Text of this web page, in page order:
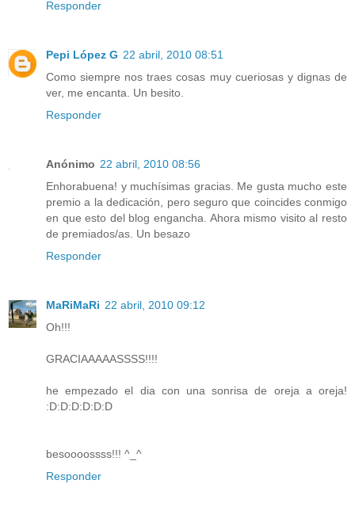
Responder
Pepi López G 22 abril, 2010 08:51
Como siempre nos traes cosas muy cueriosas y dignas de
ver, me encanta. Un besito.
Responder
Anónimo 22 abril, 2010 08:56
Enhorabuena! y muchísimas gracias. Me gusta mucho este
premio a la dedicación, pero seguro que coincides conmigo
en que esto del blog engancha. Ahora mismo visito al resto
de premiados/as. Un besazo
Responder
MaRiMaRi 22 abril, 2010 09:12
Oh!!!
GRACIAAAAASSSS!!!!
he empezado el dia con una sonrisa de oreja a oreja!
:D:D:D:D:D:D
besoooossss!!! ^_^
Responder